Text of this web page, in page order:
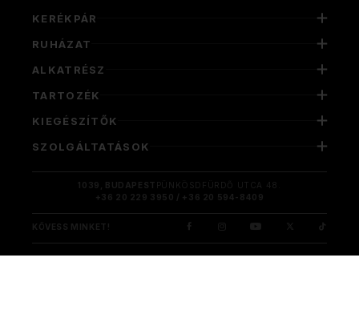
KERÉKPÁR
RUHÁZAT
ALKATRÉSZ
TARTOZÉK
KIEGÉSZÍTŐK
SZOLGÁLTATÁSOK
1039, BUDAPEST PÜNKÖSDFÜRDŐ UTCA 48.
+36 20 229 3950 / +36 20 594-8409
KÖVESS MINKET!